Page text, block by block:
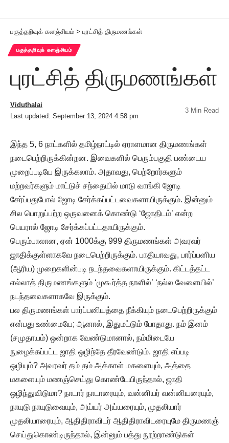
பகுத்தறிவுக் களஞ்சியம் > புரட்சித் திருமணங்கள்
பகுத்தறிவுக் களஞ்சியம்
புரட்சித் திருமணங்கள்
Last updated: September 13, 2024 4:58 pm
Viduthalai
3 Min Read
இந்த 5, 6 நாட்களில் தமிழ்நாட்டில் ஏராளமான திருமணங்கள்
நடைபெற்றிருக்கின்றன. இவைகளில் பெரும்பகுதி பண்டைய
முறைப்படியே இருக்கலாம். அதாவது, பெற்றோர்களும்
மற்றவர்களும் மாட்டுச் சந்தையில் மாடு வாங்கி ஜோடி
சேர்ப்பதுபோல் ஜோடி சேர்க்கப்பட்டவைகளாயிருக்கும். இன்னும்
சில பொறுப்பற்ற ஒருவனைக் கொண்டு ‘ஜோதிடம்’ என்ற
பெயரால் ஜோடி சேர்க்கப்பட்டதாயிருக்கும்.
பெரும்பாலான, ஏன் 1000க்கு 999 திருமணங்கள் அவரவர்
ஜாதிக்குள்ளாகவே நடைபெற்றிருக்கும். பாதியாவது, பார்ப்பனிய
(ஆரிய) முறைகளின்படி நடந்தவைகளாயிருக்கும். கிட்டத்தட்ட
எல்லாத் திருமணங்களும் ‘முகூர்த்த நாளில்’ ‘நல்ல வேளையில்’
நடந்தவைகளாகவே இருக்கும்.
பல திருமணங்கள் பார்ப்பனியத்தை நீக்கியும் நடைபெற்றிருக்கும்
என்பது உண்மையே; ஆனால், இதுமட்டும் போதாது. நம் இனம்
(சமுதாயம்) ஒன்றாக வேண்டுமானால், நம்மிடையே
நுழைக்கப்பட்ட ஜாதி ஒழிந்தே தீரவேண்டும். ஜாதி எப்படி
ஒழியும்? அவரவர் தம் தம் அக்காள் மகளையும், அத்தை
மகளையும் மணஞ்செய்து கொண்டேயிருந்தால், ஜாதி
ஒழிந்துவிடுமா? நாடார் நாடாரையும், வன்னியர் வன்னியரையும்,
நாயுடு நாயுடுவையும், அய்யர் அய்யரையும், முதலியார்
முதலியாரையும், ஆதிதிராவிடர் ஆதிதிராவிடரையுமே திருமணஞ்
செய்துகொண்டிருந்தால், இன்னும் பத்து நூற்றாண்டுகள்